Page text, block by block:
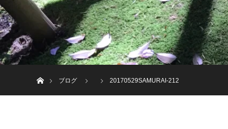
ブログ
20170529SAMURAI-212